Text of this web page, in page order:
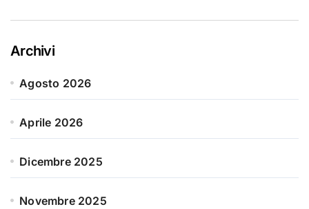
Archivi
Agosto 2026
Aprile 2026
Dicembre 2025
Novembre 2025